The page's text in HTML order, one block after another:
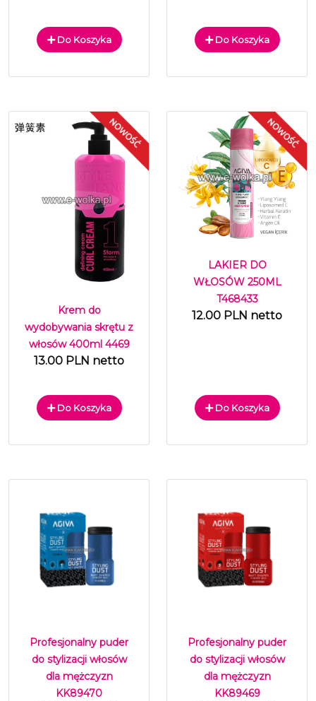
Do Koszyka Do Koszyka
Krem do
wydobywania skrętu z
włosów 400ml 4469
13.00 PLN netto
Do Koszyka
LAKIER DO
WŁOSÓW 250ML
T468433
12.00 PLN netto
Do Koszyka
Profesjonalny puder
do stylizacji włosów
dla mężczyzn
KK89470
Profesjonalny puder
do stylizacji włosów
dla mężczyzn
KK89469